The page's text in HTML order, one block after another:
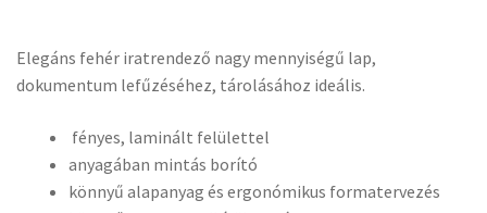
Elegáns fehér iratrendező nagy mennyiségű lap,
dokumentum lefűzéséhez, tárolásához ideális.
fényes, laminált felülettel
anyagában mintás borító
könnyű alapanyag és ergonómikus formatervezés